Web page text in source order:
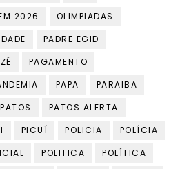
2026
OLIMPIADAS
PADRE EGID
PAGAMENTO
PAPA
PARAIBA
PATOS
PATOS ALERTA
PICUÍ POLICIA
POLÍCIA
POLITICA
POLÍTICA